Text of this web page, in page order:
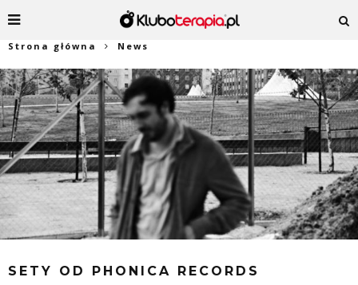
Strona główna News
SETY OD PHONICA RECORDS